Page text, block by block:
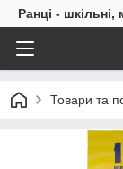
Ранці - шкільні,
Товари та